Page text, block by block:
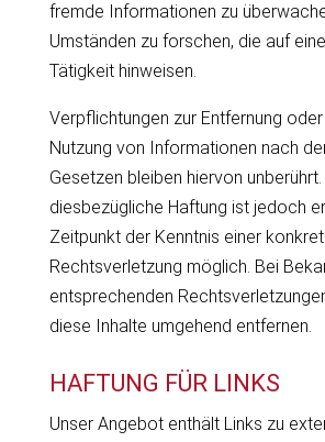
fremde Informationen zu
Umständen zu forschen, die auf
Tätigkeit hinweisen.
Verpflichtungen zur Entfernung
Nutzung von Informationen nach
Gesetzen bleiben hiervon unberührt.
diesbezügliche Haftung ist jedoch
Zeitpunkt der Kenntnis einer
Rechtsverletzung möglich. Bei
entsprechenden
diese Inhalte umgehend entfernen.
HAFTUNG FÜR LINKS
Unser Angebot enthält Links zu